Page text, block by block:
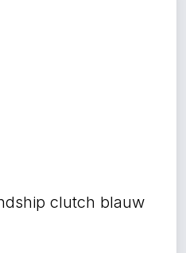
clutch blauw